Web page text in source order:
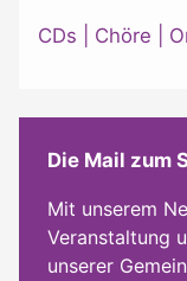
CDs Chöre
Die Mail zum
Mit unserem
Veranstaltung
unserer